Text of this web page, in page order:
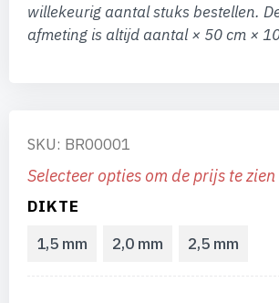
willekeurig aantal stuks bestellen.
afmeting is altijd aantal × 50 cm ×
SKU: BR00001
Selecteer opties om de prijs te zien
DIKTE
1,5 mm
2,0 mm 2,5 mm